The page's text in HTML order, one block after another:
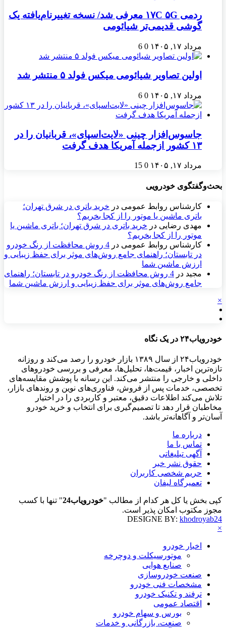
ردمی ۱۷C ۵G معرفی شد/ نسخه تغییرنام‌یافته یک
گوشی قدیمی‌تر شیائومی
مرداد ۱۷, ۱۴۰۵ 0
6
اولین تصاویر شیائومی میکس فولد ۵ منتشر شد
مرداد ۱۷, ۱۴۰۵ 0
6
جاسوس‌افزار چینی «لایت‌اسپای»، قربانیان را در
۱۳ کشور ازجمله آمریکا هدف گرفت
مرداد ۱۷, ۱۴۰۵ 0
15
بحث‌وگفتگوی خودرویی
کارشناس روابط عمومی در خرید باتری در شرق تهران؛
باتری ماشین یا موتور را از کجا بخریم؟
مهدی رضایی در خرید باتری در شرق تهران؛ باتری ماشین یا
موتور را از کجا بخریم؟
کارشناس روابط عمومی در
4 روش محافظت از رنگ خودرو
در تابستان؛ راهنمای جامع روش‌های موثر برای حفظ زیبایی و
ارزش ماشین شما
مجید در
4 روش محافظت از رنگ خودرو در تابستان؛ راهنمای
جامع روش‌های موثر برای حفظ زیبایی و ارزش ماشین شما
×
خودرویاب۲۴ در یک نگاه
خودرویاب۲۴ از سال ۱۳۸۹ بازار خودرو را رصد می‌کند و روزانه
تازه‌ترین اخبار، قیمت‌ها، تحلیل‌ها، معرفی و بررسی خودروهای
داخلی و خارجی را منتشر می‌کند. این رسانه با پوشش مقایسه‌های
تخصصی، خدمات پس از فروش، فناوری‌های نوین و روندهای بازار،
تلاش می‌کند اطلاعات دقیق، معتبر و کاربردی را در اختیار
مخاطبان قرار دهد تا تصمیم‌گیری برای انتخاب و خرید خودرو
آسان‌تر و آگاهانه‌تر باشد.
درباره ما
تماس با ما
آگهی تبلیغاتی
حقوق نشر خبر
حریم شخصی کاربران
تعمیرگاه لیفان
کپی بخش یا کل هر کدام از مطالب "خودرویاب24
" تنها با کسب
مجوز مکتوب امکان پذیر است.
DESIGNE BY: khodroyab24
×
اخبار خودرو
موتورسیکلت و دوچرخه
صنایع هوایی
صنعت خودروسازی
مشخصات فنی خودرو
ترفند و تکنیک خودرو
اقتصاد عمومی
بورس و سهام خودرو
صنعت، بازرگانی و خدمات